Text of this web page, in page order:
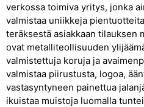
verkossa toimiva yritys, jonka
valmistaa uniikkeja
teräksestä asiakkaan tilauksen
ovat metalliteollisuuden
valmistettuja koruja ja
valmistaa piirustusta, logoa,
vastasyntyneen painettua
ikuistaa muistoja luomalla